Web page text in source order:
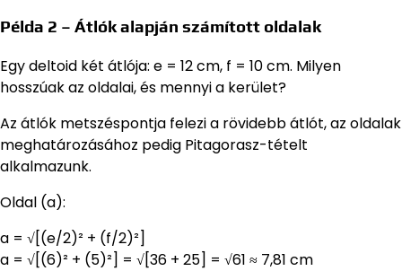
Példa 2 – Átlók alapján számított oldalak
Egy deltoid két átlója: e = 12 cm, f = 10 cm. Milyen
hosszúak az oldalai, és mennyi a kerület?
Az átlók metszéspontja felezi a rövidebb átlót, az oldalak
meghatározásához pedig Pitagorasz-tételt
alkalmazunk.
Oldal (a):
a = √[(e/2)² + (f/2)²]
a = √[(6)² + (5)²] = √[36 + 25] = √61 ≈ 7,81 cm